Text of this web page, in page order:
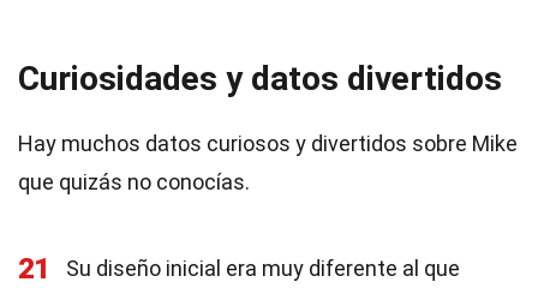
Curiosidades y datos divertidos
Hay muchos datos curiosos y divertidos sobre Mike
que quizás no conocías.
21
Su diseño inicial era muy diferente al que